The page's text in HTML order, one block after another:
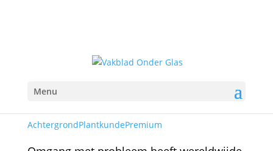
Menu
AchtergrondPlantkundePremium